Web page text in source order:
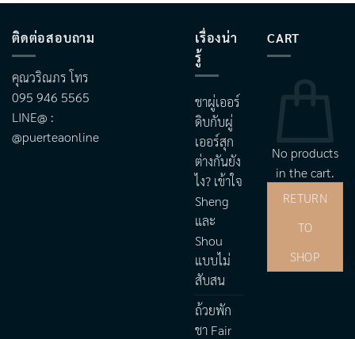
ติดต่อสอบถาม
คุณวริณภร โทร
095 946 5565
LINE@ :
@puerteaonline
เรื่องน่า
รู้
ชาผู่เออร์
ดิบกับผู่
เออร์สุก
ต่างกันยัง
ไง? เข้าใจ
Sheng
และ
Shou
แบบไม่
สับสน
ถ้วยพัก
ชา Fair
CART
No products
in the cart.
RETURN
TO
SHOP